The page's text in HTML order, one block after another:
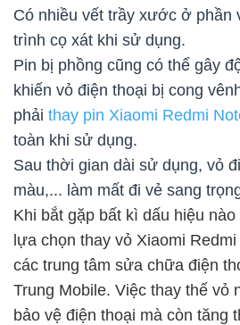
Có nhiều vết trầy xước ở phần
trình cọ xát khi sử dụng.
Pin bị phồng cũng có thể gây
khiến vỏ điện thoại bị cong
phải thay pin Xiaomi Redmi
toàn khi sử dụng.
Sau thời gian dài sử dụng, vỏ
màu,... làm mất đi vẻ sang
Khi bắt gặp bất kì dấu hiệu
lựa chọn thay vỏ Xiaomi
các trung tâm sửa chữa điện
Trung Mobile. Việc thay thế vỏ
bảo vệ điện thoại mà còn tăng